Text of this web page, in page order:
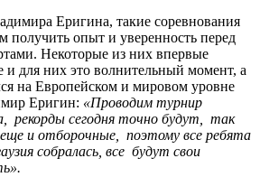
Еригина, такие соревнования
получить опыт и уверенность перед
Некоторые из них впервые
и для них это волнительный момент, а
на Европейском и мировом уровне
Еригин: «Проводим турнир
рекорды сегодня точно будут, так
еще и отборочные, поэтому все ребята
собралась, все будут свои